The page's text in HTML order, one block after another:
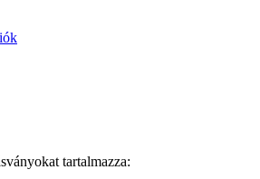
tartalmazza: